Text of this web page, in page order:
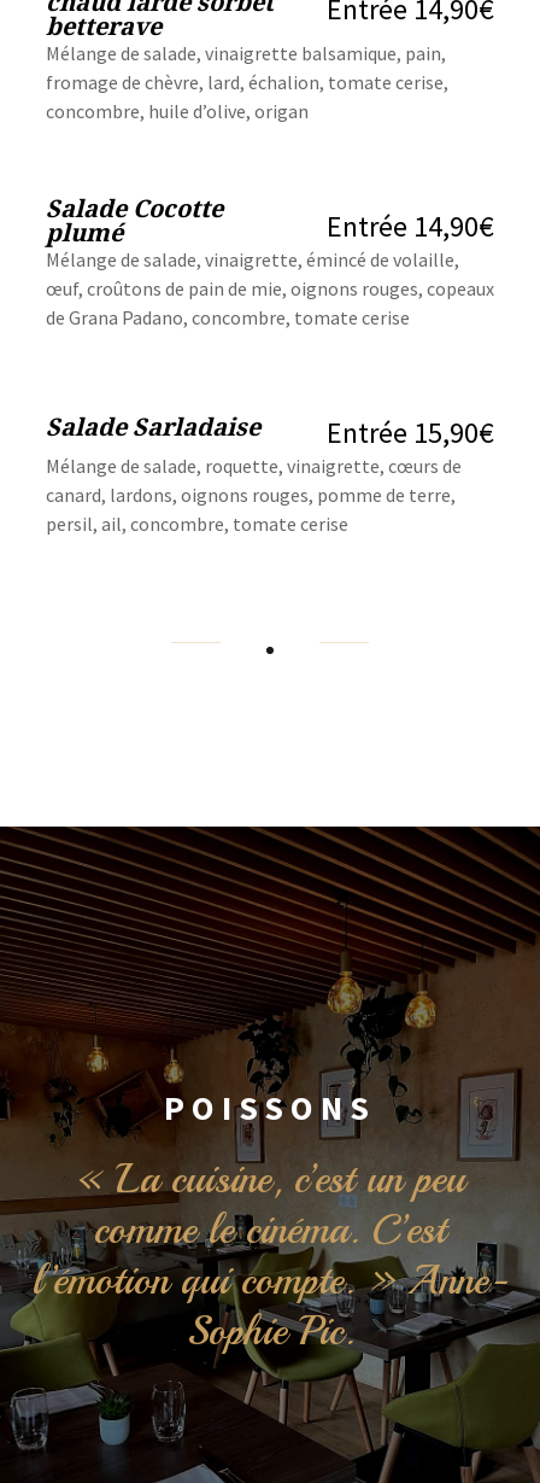
betterave
Entrée 14,90€
Mélange de salade, vinaigrette balsamique, pain,
fromage de chèvre, lard, échalion, tomate cerise,
concombre, huile d’olive, origan
Salade Cocotte
plumé
Entrée 14,90€
Mélange de salade, vinaigrette, émincé de volaille,
œuf, croûtons de pain de mie, oignons rouges, copeaux
de Grana Padano, concombre, tomate cerise
Salade Sarladaise Entrée 15,90€
Mélange de salade, roquette, vinaigrette, cœurs de
canard, lardons, oignons rouges, pomme de terre,
persil, ail, concombre, tomate cerise
POISSONS
« La cuisine, c’est un peu
comme le cinéma. C’est
l’émotion qui compte. » Anne-
Sophie Pic.